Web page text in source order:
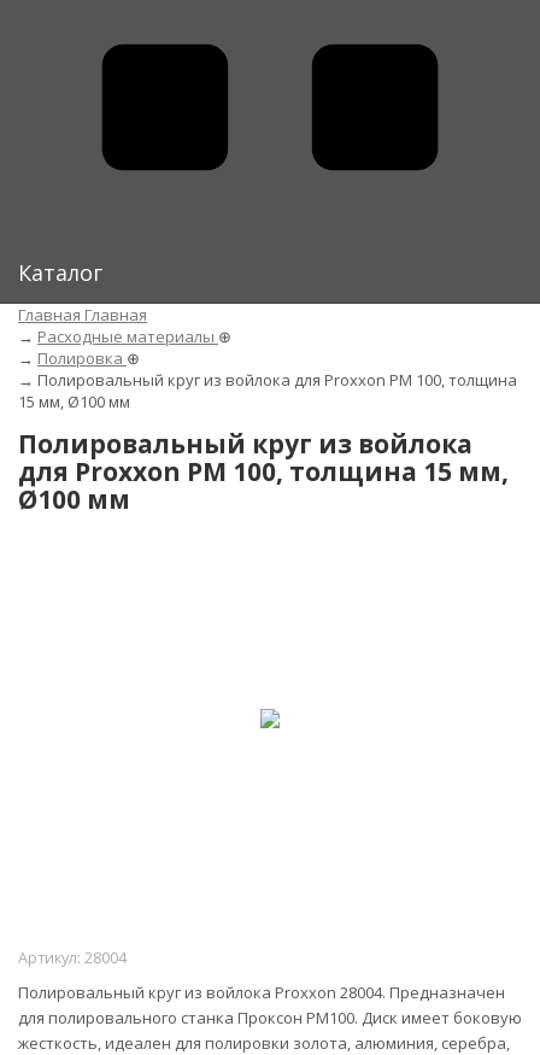
Каталог
Главная Главная
→ Расходные материалы ⊕
→ Полировка ⊕
→ Полировальный круг из войлока для Proxxon PM 100, толщина
15 мм, Ø100 мм
Полировальный круг из войлока
для Proxxon PM 100, толщина 15 мм,
Ø100 мм
Артикул: 28004
Полировальный круг из войлока Proxxon 28004. Предназначен
для полировального станка Проксон PM100. Диск имеет боковую
жесткость, идеален для полировки золота, алюминия, серебра,